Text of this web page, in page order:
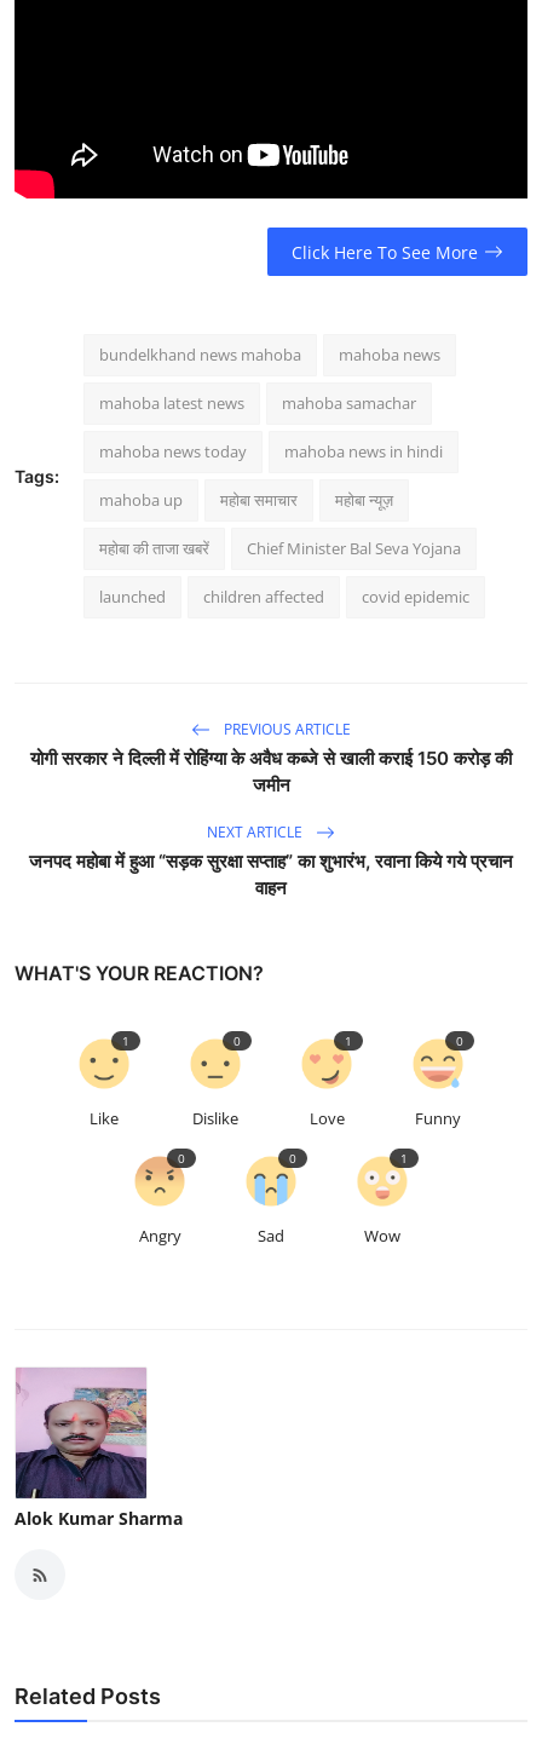
Click Here To See More
Tags:
bundelkhand news mahoba mahoba news
mahoba latest news mahoba samachar
mahoba news today mahoba news in hindi
mahoba up महोबा समाचार महोबा न्यूज़
महोबा की ताजा खबरें Chief Minister Bal Seva Yojana
launched children affected covid epidemic
PREVIOUS ARTICLE
योगी सरकार ने दिल्ली में रोहिंग्या के अवैध कब्जे से खाली कराई 150 करोड़ की
जमीन
NEXT ARTICLE
जनपद महोबा में हुआ “सड़क सुरक्षा सप्ताह” का शुभारंभ, रवाना किये गये प्रचान
वाहन
WHAT'S YOUR REACTION?
Like
1
Dislike
0
Love
1
Funny
0
Angry
0
Sad
0
Wow
1
Alok Kumar Sharma
Related Posts